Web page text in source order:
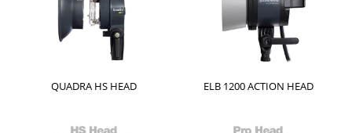
QUADRA HS HEAD ELB 1200 ACTION HEAD